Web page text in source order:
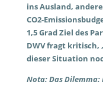
ins Ausland,
CO2-
1,5 Grad Ziel des
DWV fragt
dieser Situation
Nota: Das Dilemma: